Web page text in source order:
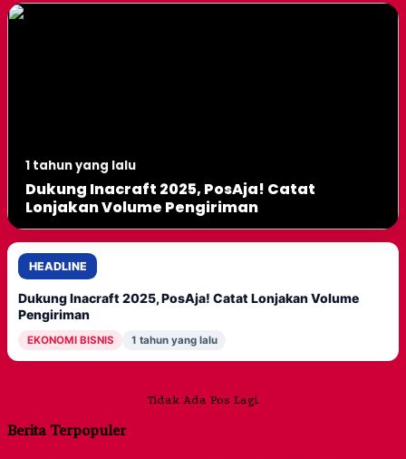
1 tahun yang lalu
Dukung Inacraft 2025, PosAja! Catat
Lonjakan Volume Pengiriman
HEADLINE
Dukung Inacraft 2025, PosAja! Catat Lonjakan Volume
Pengiriman
EKONOMI BISNIS 1 tahun yang lalu
Tidak Ada Pos Lagi.
Berita Terpopuler